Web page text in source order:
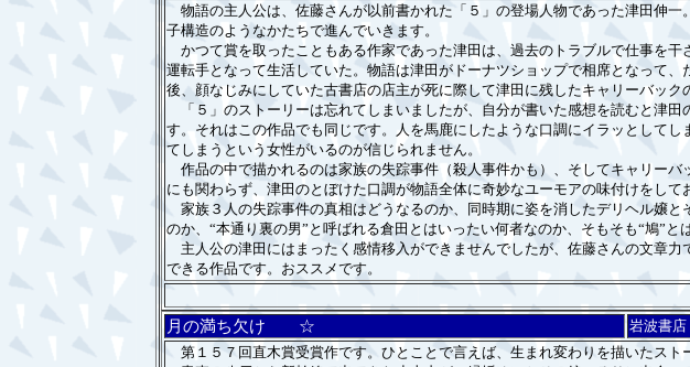
物語の主人公は、佐藤さんが以前書かれた「５」の登場人物であった津田伸
子構造のようなかたちで進んでいきます。
かつて賞を取ったこともある作家であった津田は、過去のトラブルで仕事を
運転手となって生活していた。物語は津田がドーナツショップで相席となって
後、顔なじみにしていた古書店の店主が死に際して津田に残したキャリーバッ
「５」のストーリーは忘れてしまいましたが、自分が書いた感想を読むと津
す。それはこの作品でも同じです。人を馬鹿にしたような口調にイラッとして
てしまうという女性がいるのが信じられません。
作品の中で描かれるのは家族の失踪事件（殺人事件かも）、そしてキャリー
にも関わらず、津田のとぼけた口調が物語全体に奇妙なユーモアの味付けをして
家族３人の失踪事件の真相はどうなるのか、同時期に姿を消したデリヘル嬢
のか、“本通り裏の男”と呼ばれる倉田とはいったい何者なのか、そもそも“鳩”
主人公の津田にはまったく感情移入ができませんでしたが、佐藤さんの文章
できる作品です。おススメです。
月の満ち欠け ☆
岩波書店
第１５７回直木賞受賞作です。ひとことで言えば、生まれ変わりを描いたスト